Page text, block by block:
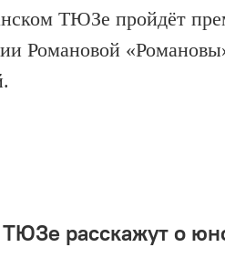
ТЮЗе пройдёт
Романовой
ТЮЗе расскажут о